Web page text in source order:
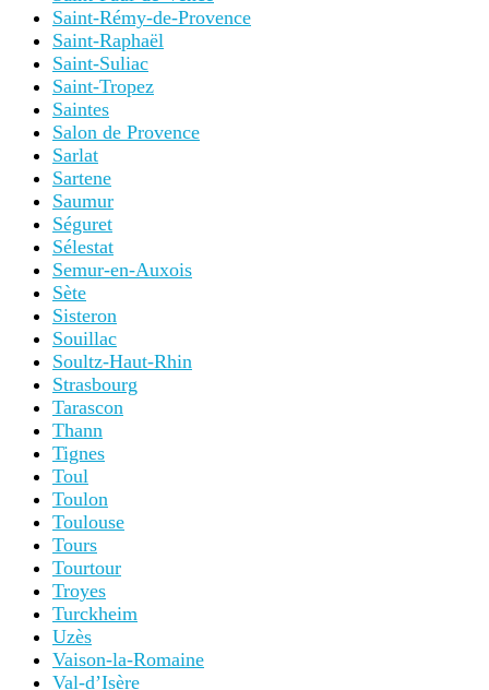
Saint-Rémy-de-Provence
Saint-Raphaël
Saint-Suliac
Saint-Tropez
Saintes
Salon de Provence
Sarlat
Sartene
Saumur
Séguret
Sélestat
Semur-en-Auxois
Sète
Sisteron
Souillac
Soultz-Haut-Rhin
Strasbourg
Tarascon
Thann
Tignes
Toul
Toulon
Toulouse
Tours
Tourtour
Troyes
Turckheim
Uzès
Vaison-la-Romaine
Val-d’Isère